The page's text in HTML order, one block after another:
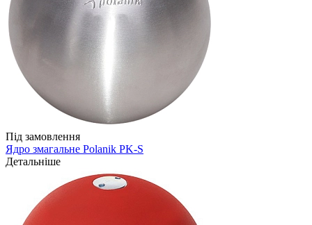
Під замовлення
Ядро змагальне Polanik PK-S
Детальніше